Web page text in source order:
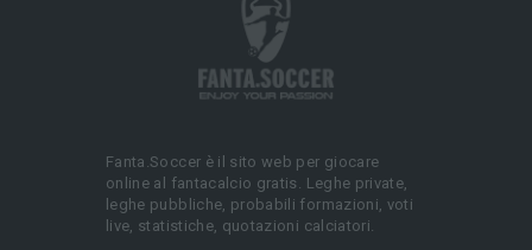
Fanta.Soccer è il sito web per giocare
online al fantacalcio gratis. Leghe private,
leghe pubbliche, probabili formazioni, voti
live, statistiche, quotazioni calciatori.